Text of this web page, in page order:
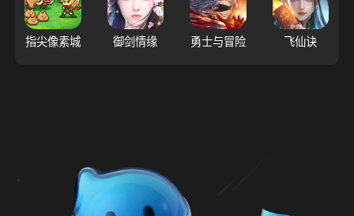
指尖像素城 御剑情缘 勇士与冒险 飞仙诀